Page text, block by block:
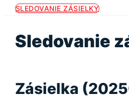
SLEDOVANIE ZÁSIELKY
Sledovanie
Zásielka